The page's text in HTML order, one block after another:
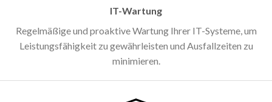
IT-Wartung
Regelmäßige und proaktive Wartung Ihrer IT-Systeme, um
Leistungsfähigkeit zu gewährleisten und Ausfallzeiten zu
minimieren.